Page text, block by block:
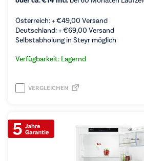
Österreich: +€49,00 Versand
Deutschland: +€69,00 Versand
Selbstabholung in Steyr möglich
Verfügbarkeit: Lagernd
VERGLEICHEN